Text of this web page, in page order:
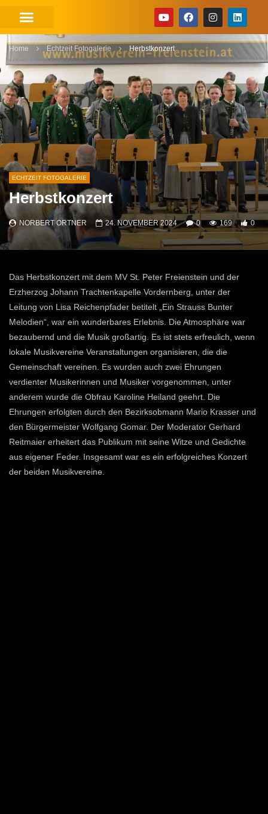
Home Echtzeit Fotogalerie Herbstkonzert
ECHTZEIT FOTOGALERIE
Herbstkonzert
NORBERT ORTNER 24. NOVEMBER 2024 0 169 0
Das Herbstkonzert mit dem MV St. Peter Freienstein und der
Erzherzog Johann Trachtenkapelle Vordernberg, unter der
Leitung von Lisa Reichenpfader betitelt „Ein Strauss Bunter
Melodien“, war ein wunderbares Erlebnis. Die Atmosphäre war
bezaubernd und die Musik großartig. Es ist stets erfreulich, wenn
lokale Musikvereine Veranstaltungen organisieren, die die
Gemeinschaft vereinen. Es wurden auch zwei Ehrungen
verdienter Musikerinnen und Musiker vorgenommen, unter
anderem wurde die Obfrau Karoline Heiland geehrt. Die
Ehrungen erfolgten durch den Bezirksobmann Mario Krasser und
den Bürgermeister Wolfgang Gomar. Der Moderator Gerhard
Reitmaier erheitert das Publikum mit seine Witze und Gedichte
aus eigener Feder. Insgesamt war es ein erfolgreiches Konzert
der beiden Musikvereine.